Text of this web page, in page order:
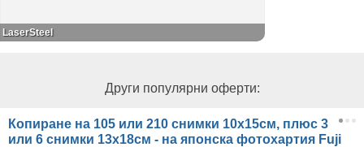
LaserSteel
Други популярни оферти:
Копиране на 105 или 210 снимки 10х15см, плюс 3
или 6 снимки 13х18см - на японска фотохартия Fuji